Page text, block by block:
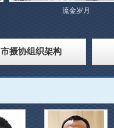
流金岁月
市摄协组织架构